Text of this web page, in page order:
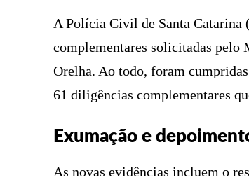
A Polícia Civil de Santa Catarina
complementares solicitadas pelo
Orelha. Ao todo, foram
61 diligências complementares
Exumação e
As novas evidências incluem o